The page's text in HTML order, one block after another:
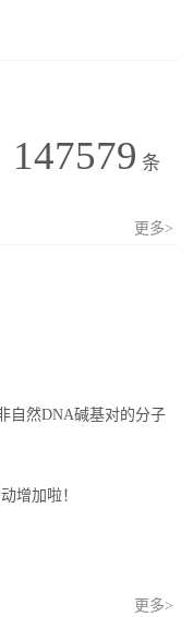
147579 条
更多>
自然DNA碱基对的分子
增加啦！
更多>